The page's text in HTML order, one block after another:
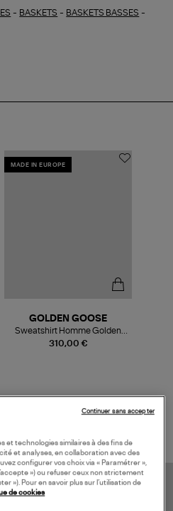
- BASKETS - BASKETS BASSES -
MADE IN EUROPE
310,00 €
GOLDEN GOOSE
Sweatshirt Homme Golden
Coton Gris Anthracite
et technologies similaires à des fins de
et analyses, en collaboration avec des
configurer vos choix via « Paramétrer »,
») ou refuser ceux non strictement
»). Pour en savoir plus sur l’utilisation de
de cookies
Continuer sans accepter